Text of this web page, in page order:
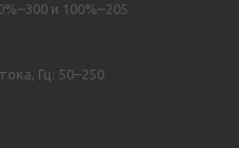
и 100%–205
Гц: 50–250